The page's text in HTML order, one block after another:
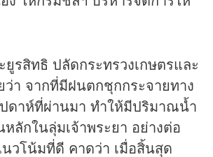
รสิทธิ ปลัดกระทรวงเกษตรและ
ว่า จากที่มีฝนตกชุกกระจายทาง
ดาห์ที่ผ่านมา ทำให้มีปริมาณน้ำ
หลักในลุ่มเจ้าพระยา อย่างต่อ
วโน้มที่ดี คาดว่า เมื่อสิ้นสุด